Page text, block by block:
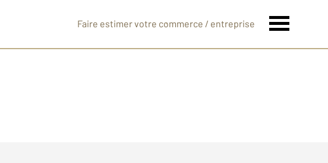
Faire estimer votre commerce / entreprise